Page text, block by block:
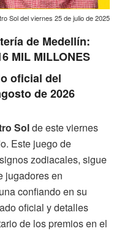
Sol del viernes 25 de julio de 2025
de Medellín:
MIL MILLONES
oficial del
de 2026
Solde este viernes
Este juego de
zodiacales, sigue
jugadores en
confiando en su
oficial y detalles
de los premios en el